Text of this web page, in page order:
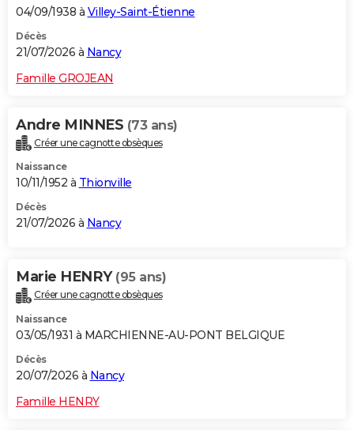
04/09/1938 à Villey-Saint-Étienne
Décès
21/07/2026 à Nancy
Famille GROJEAN
Andre MINNES (73 ans)
Créer une cagnotte obsèques
Naissance
10/11/1952 à Thionville
Décès
21/07/2026 à Nancy
Marie HENRY (95 ans)
Créer une cagnotte obsèques
Naissance
03/05/1931 à MARCHIENNE-AU-PONT BELGIQUE
Décès
20/07/2026 à Nancy
Famille HENRY